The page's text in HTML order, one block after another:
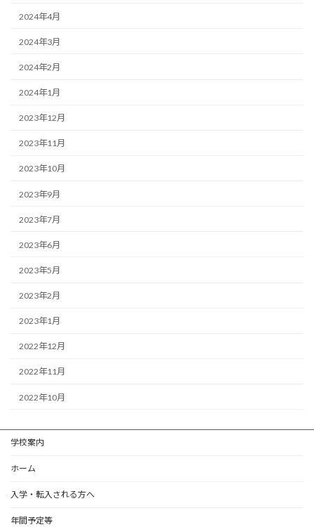
2024年4月
2024年3月
2024年2月
2024年1月
2023年12月
2023年11月
2023年10月
2023年9月
2023年7月
2023年6月
2023年5月
2023年2月
2023年1月
2022年12月
2022年11月
2022年10月
学校案内
ホーム
入学・転入される方へ
年間予定等